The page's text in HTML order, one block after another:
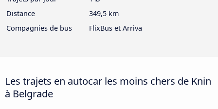
Distance
349,5 km
Compagnies de bus
FlixBus et Arriva
Les trajets en autocar les moins chers de Knin
à Belgrade